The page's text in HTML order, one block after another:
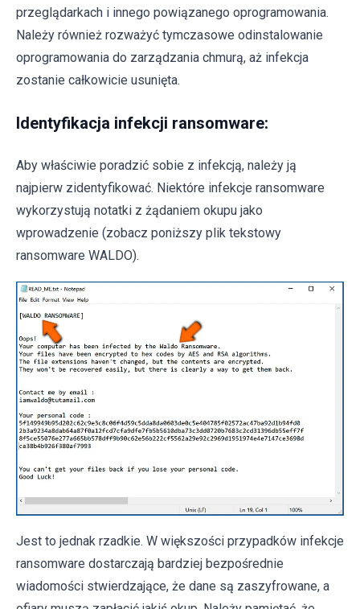
przeglądarkach i innego powiązanego oprogramowania.
Należy również rozważyć tymczasowe odinstalowanie
oprogramowania do zarządzania chmurą, aż infekcja
zostanie całkowicie usunięta.
Identyfikacja infekcji ransomware:
Aby właściwie poradzić sobie z infekcją, należy ją
najpierw zidentyfikować. Niektóre infekcje ransomware
wykorzystują notatki z żądaniem okupu jako
wprowadzenie (zobacz poniższy plik tekstowy
ransomware WALDO).
Jest to jednak rzadkie. W większości przypadków infekcje
ransomware dostarczają bardziej bezpośrednie
wiadomości stwierdzające, że dane są zaszyfrowane, a